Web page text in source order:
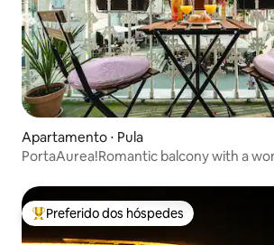
Apartamento ⋅ Pula
PortaAurea!Romantic balcony with a
Entre os melhores preferidos dos
Preferido dos hóspedes